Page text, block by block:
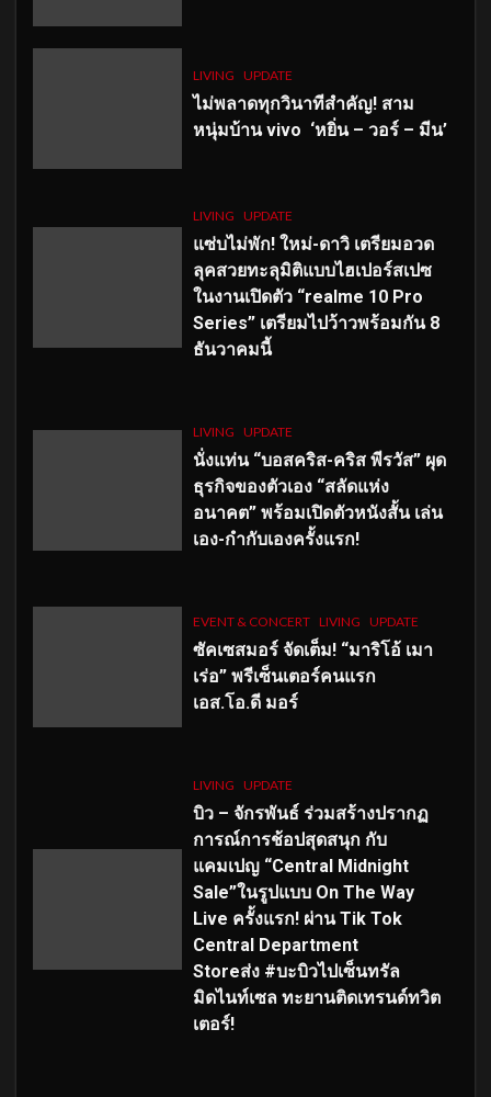
LIVING UPDATE
ไม่พลาดทุกวินาทีสำคัญ! สาม
หนุ่มบ้าน vivo ‘หยิ่น – วอร์ – มีน’
LIVING UPDATE
แซ่บไม่พัก! ใหม่-ดาวิ เตรียมอวด
ลุคสวยทะลุมิติแบบไฮเปอร์สเปซ
ในงานเปิดตัว “realme 10 Pro
Series” เตรียมไปว้าวพร้อมกัน 8
ธันวาคมนี้
LIVING UPDATE
นั่งแท่น “บอสคริส-คริส พีรวัส” ผุด
ธุรกิจของตัวเอง “สลัดแห่ง
อนาคต” พร้อมเปิดตัวหนังสั้น เล่น
เอง-กำกับเองครั้งแรก!
EVENT & CONCERT LIVING UPDATE
ซัคเซสมอร์ จัดเต็ม! “มาริโอ้ เมา
เร่อ” พรีเซ็นเตอร์คนแรก
เอส.โอ.ดี มอร์
LIVING UPDATE
บิว – จักรพันธ์ ร่วมสร้างปรากฏ
การณ์การช้อปสุดสนุก กับ
แคมเปญ “Central Midnight
Sale”ในรูปแบบ On The Way
Live ครั้งแรก! ผ่าน Tik Tok
Central Department
Storeส่ง #บะบิวไปเซ็นทรัล
มิดไนท์เซล ทะยานติดเทรนด์ทวิต
เตอร์!